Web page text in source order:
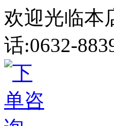
欢迎光临本
话:0632-